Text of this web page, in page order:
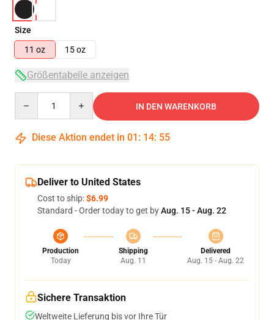
Size
11 oz
15 oz
Größentabelle anzeigen
IN DEN WARENKORB
Diese Aktion endet in 01 : 14: 54
Deliver to United States
Cost to ship:$6.99
Standard - Order today to get byAug. 15 - Aug. 22
Production
Today
Shipping
Aug. 11
Delivered
Aug. 15 - Aug. 22
Sichere Transaktion
Weltweite Lieferung bis vor Ihre Tür